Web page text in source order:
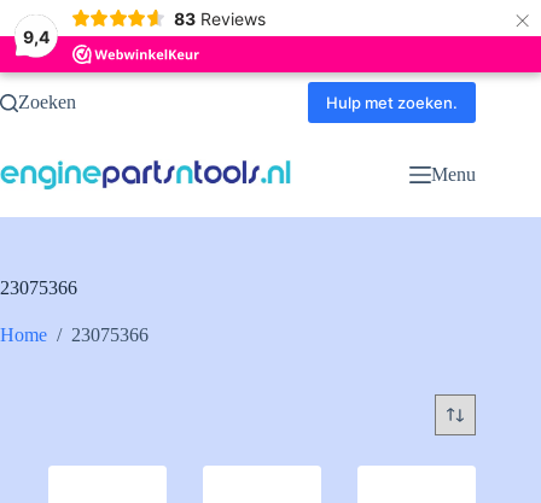
9,4
83 Reviews ×
Ga
naarZoeken Hulp met zoeken.
Menu
23075366
Home / 23075366